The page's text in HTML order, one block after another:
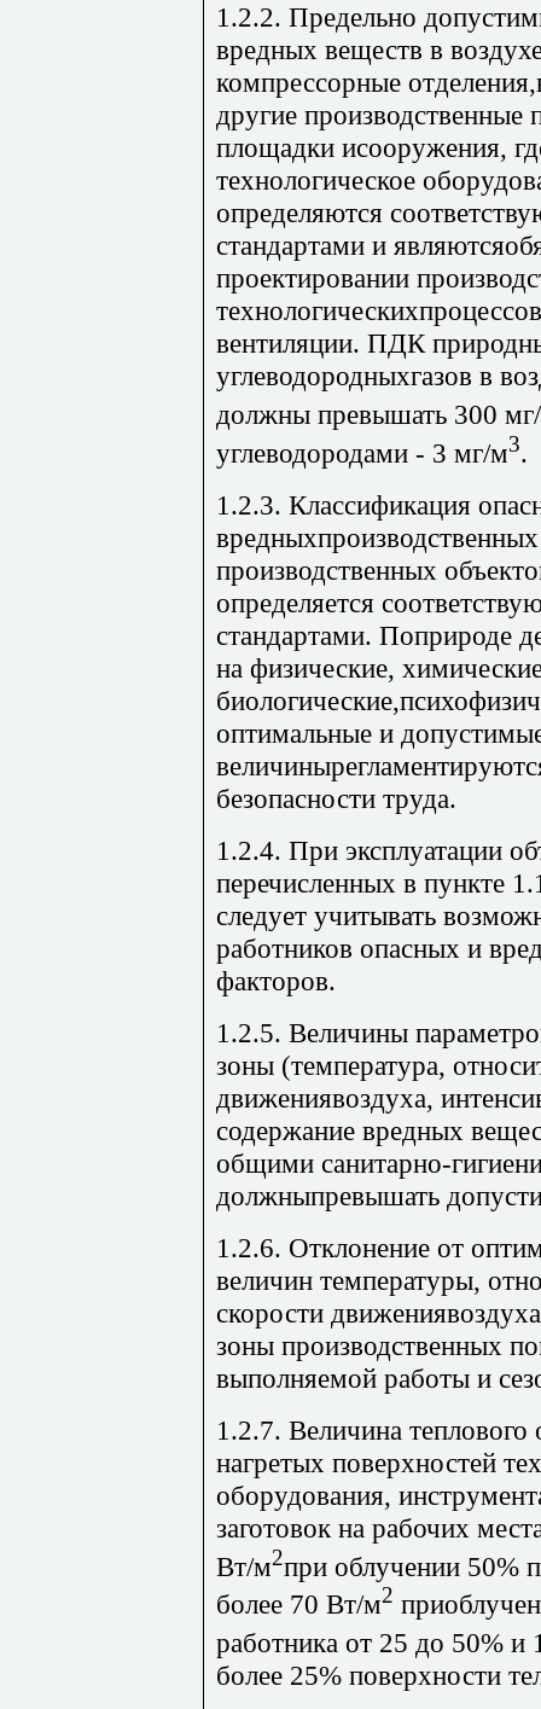
1.2.2. Предельно
вредных веществ в
компрессорные
другие
площадки исооружения,
технологическое
определяются
стандартами и
проектировании
вентиляции. ПДК
углеводородныхгазов в
должны превышать 300
углеводородами - 3 мг/м3.
1.2.3. Классификация
производственных
определяется
стандартами. Поприроде
на физические,
оптимальные и
безопасности труда.
1.2.4. При эксплуатации
перечисленных в пункте
следует учитывать
работников опасных и
факторов.
1.2.5. Величины
зоны (температура,
движениявоздуха,
содержание вредных
общими санитарно-
должныпревышать
1.2.6. Отклонение от
величин температуры,
скорости
зоны производственных
выполняемой работы и
1.2.7. Величина теплового
нагретых поверхностей
оборудования,
заготовок на рабочих
Вт/м2при облучении 50%
более 70 Вт/м2
работника от 25 до 50% и
более 25% поверхности